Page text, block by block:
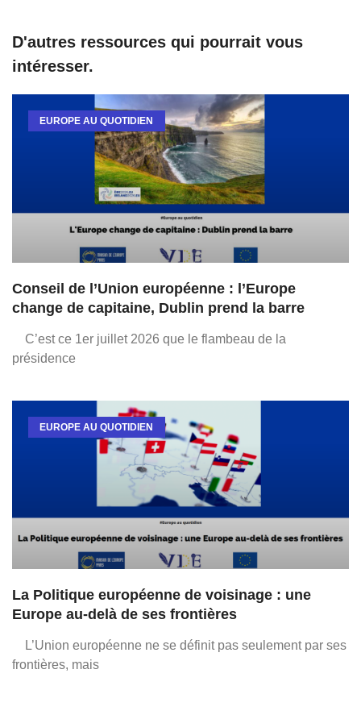
D'autres ressources qui pourrait vous
intéresser.
EUROPE AU QUOTIDIEN
Conseil de l’Union européenne : l’Europe
change de capitaine, Dublin prend la barre
C’est ce 1er juillet 2026 que le flambeau de la
présidence
EUROPE AU QUOTIDIEN
La Politique européenne de voisinage : une
Europe au-delà de ses frontières
L’Union européenne ne se définit pas seulement par ses
frontières, mais